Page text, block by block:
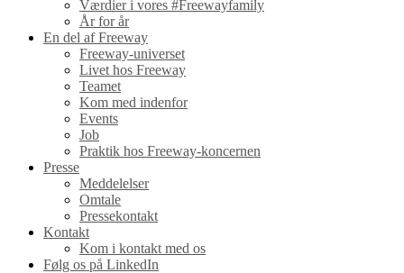
Værdier i vores #Freewayfamily
År for år
En del af Freeway
Freeway-universet
Livet hos Freeway
Teamet
Kom med indenfor
Events
Job
Praktik hos Freeway-koncernen
Presse
Meddelelser
Omtale
Pressekontakt
Kontakt
Kom i kontakt med os
Følg os på LinkedIn